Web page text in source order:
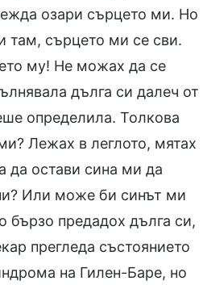
озари сърцето ми. Но
там, сърцето ми се сви.
му! Не можах да се
дълга си далеч от
определила. Толкова
Лежах в леглото, мятах
да остави сина ми да
Или може би синът ми
бързо предадох дълга си,
прегледа състоянието
на Гилен-Баре, но